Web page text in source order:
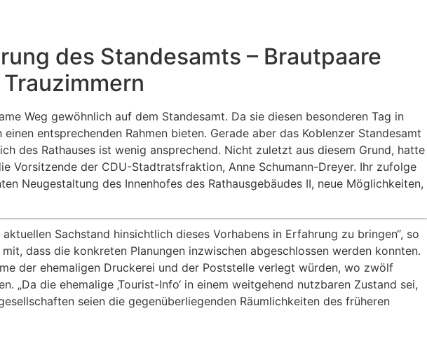
des Standesamts – Brautpaare
Weg gewöhnlich auf dem Standesamt. Da sie diesen besonderen Tag in
entsprechenden Rahmen bieten. Gerade aber das Koblenzer Standesamt
des Rathauses ist wenig ansprechend. Nicht zuletzt aus diesem Grund, hatte
Vorsitzende der CDU-Stadtratsfraktion, Anne Schumann-Dreyer. Ihr zufolge
Neugestaltung des Innenhofes des Rathausgebäudes II, neue Möglichkeiten,
Sachstand hinsichtlich dieses Vorhabens in Erfahrung zu bringen“, so
dass die konkreten Planungen inzwischen abgeschlossen werden konnten.
der ehemaligen Druckerei und der Poststelle verlegt würden, wo zwölf
die ehemalige ‚Tourist-Info‘ in einem weitgehend nutzbaren Zustand sei,
seien die gegenüberliegenden Räumlichkeiten des früheren